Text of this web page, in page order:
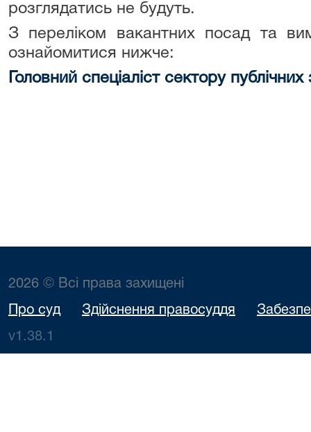
розглядатись не будуть.
З переліком вакантних посад та
ознайомитися нижче:
Головний спеціаліст сектору публічних
2026 © Всі права захищені
Про суд Здійснення правосуддя
v1.38.1